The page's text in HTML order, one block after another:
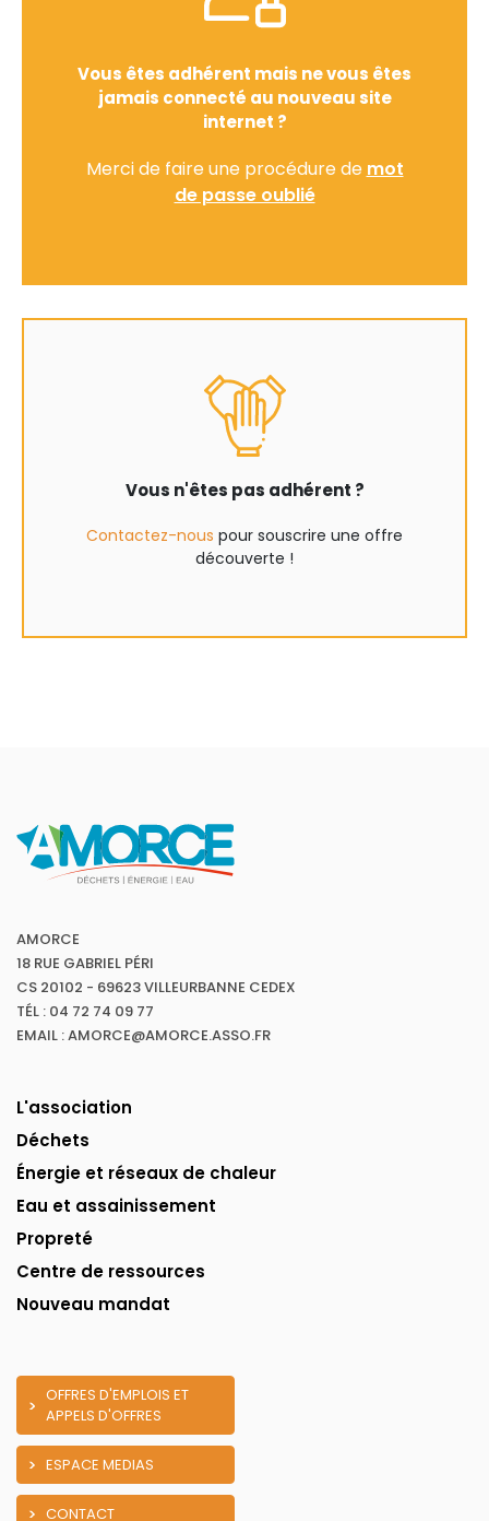
Vous êtes adhérent mais ne vous êtes
jamais connecté au nouveau site
internet ?
Merci de faire une procédure de mot
de passe oublié
Vous n'êtes pas adhérent ?
Contactez-nous pour souscrire une offre
découverte !
AMORCE
18 RUE GABRIEL PÉRI
CS 20102 - 69623 VILLEURBANNE CEDEX
TÉL : 04 72 74 09 77
EMAIL : AMORCE@AMORCE.ASSO.FR
L'association
Déchets
Énergie et réseaux de chaleur
Eau et assainissement
Propreté
Centre de ressources
Nouveau mandat
OFFRES D'EMPLOIS ET
APPELS D'OFFRES
ESPACE MEDIAS
CONTACT